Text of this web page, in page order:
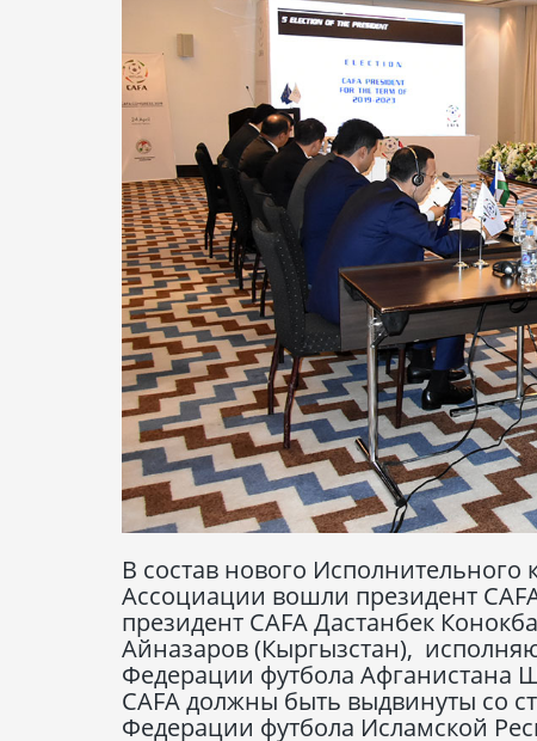
В состав нового
Ассоциации вошли президент
президент CAFA Дастанбек
Айназаров (Кыргызстан),
Федерации футбола Афганистана
CAFA должны быть выдвинуты со
Федерации футбола Исламской